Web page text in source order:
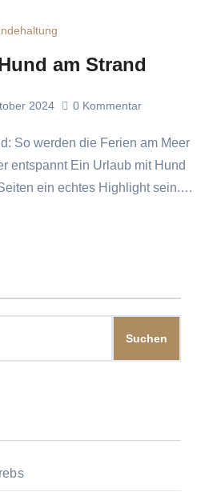
am Strand
2024 0 Kommentar
entspannt Ein Urlaub mit Hund
ein echtes Highlight sein.…
Suchen